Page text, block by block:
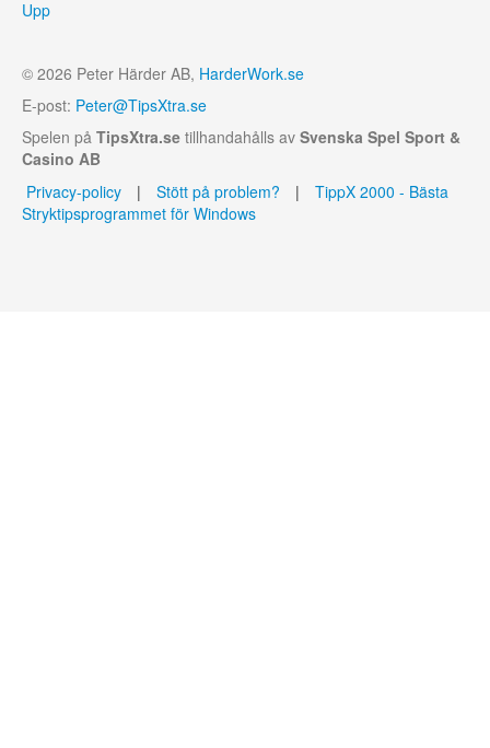
Upp
© 2026 Peter Härder AB, HarderWork.se
E-post: Peter@TipsXtra.se
Spelen på TipsXtra.se tillhandahålls av Svenska Spel Sport &
Casino AB
Privacy-policy
| Stött på problem? |
TippX 2000 - Bästa
Stryktipsprogrammet för Windows